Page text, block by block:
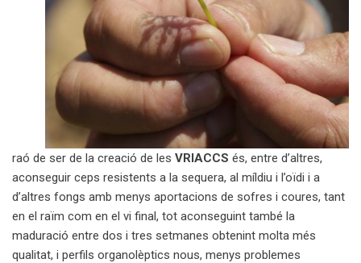
raó de ser de la creació de les VRIACCS és, entre d’altres,
aconseguir ceps resistents a la sequera, al míldiu i l’oïdi i a
d’altres fongs amb menys aportacions de sofres i coures, tant
en el raïm com en el vi final, tot aconseguint també la
maduració entre dos i tres setmanes obtenint molta més
qualitat, i perfils organolèptics nous, menys problemes